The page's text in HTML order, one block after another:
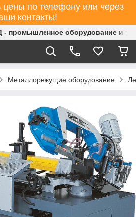
цены по телефону или через
контакты!
оборудование и
Металлорежущие оборудование